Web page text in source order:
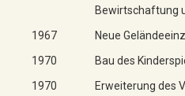
Bewirtschaftung
1967
Neue
1970
Bau des
1970
Erweiterung des